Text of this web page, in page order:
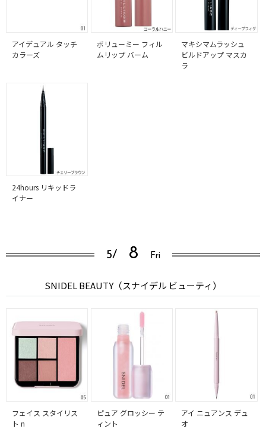
アイデュアル タッチ
カラーズ
ボリューミー フィル
ムリップ バーム
マキシマムラッシュ
ビルドアップ マスカ
ラ
24hours リキッドラ
イナー
5/ 8 Fri
SNIDEL BEAUTY（スナイデル ビューティ）
フェイス スタイリス
ト n
ピュア グロッシー テ
ィント
アイ ニュアンス デュ
オ